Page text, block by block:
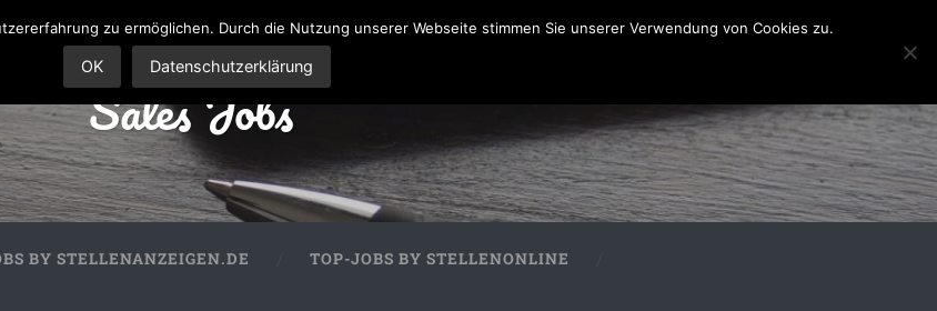
Sales Jobs
BY STELLENANZEIGEN.DE TOP-JOBS BY STELLENONLINE
zu ermöglichen. Durch die Nutzung unserer Webseite stimmen Sie unserer Verwendung von Cookies zu.
OK Datenschutzerklärung